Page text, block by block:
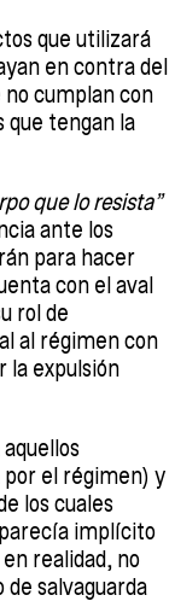
que utilizará
en contra del
cumplan con
que tengan la
que lo resista”
ante los
para hacer
con el aval
rol de
al régimen con
la expulsión
por el régimen) y
los cuales
implícito
realidad, no
salvaguarda